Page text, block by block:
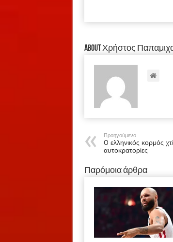
About Χρήστος
Προηγούμενο
O ελληνικός κορμός
αυτοκρατορίες
Παρόμοια άρθρα